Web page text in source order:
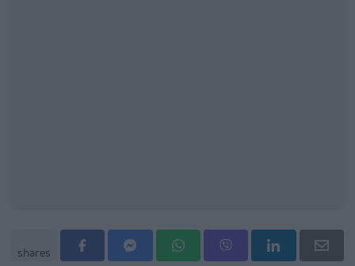
shares